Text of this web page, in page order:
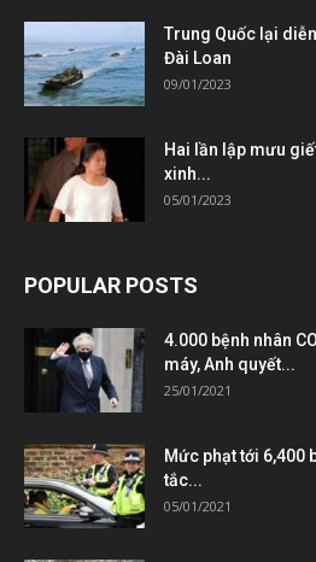
Trung Quốc lại
Đài Loan
09/01/2023
Hai lần lập mưu
xinh...
05/01/2023
POPULAR POSTS
4.000 bệnh nhân
máy, Anh quyết...
25/01/2021
Mức phạt tới 6,400
tắc...
05/01/2021